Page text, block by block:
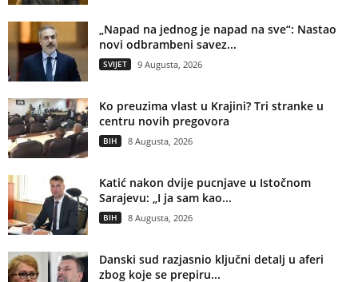
„Napad na jednog je napad na sve“: Nastao
novi odbrambeni savez...
SVIJET 9 Augusta, 2026
Ko preuzima vlast u Krajini? Tri stranke u
centru novih pregovora
BIH 8 Augusta, 2026
Katić nakon dvije pucnjave u Istočnom
Sarajevu: „I ja sam kao...
BIH 8 Augusta, 2026
Danski sud razjasnio ključni detalj u aferi
zbog koje se prepiru...